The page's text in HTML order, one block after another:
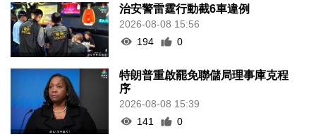
治安警雷霆行動截6車違例
2026-08-08 15:56
194
0
特朗普重啟罷免聯儲局理事庫克程
序
2026-08-08 15:39
141
0